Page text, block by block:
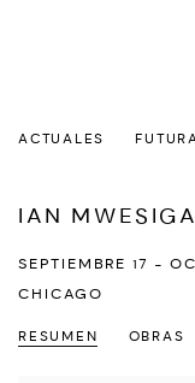
ACTUALES
IAN MWESIGA
SEPTIEMBRE 17 -
CHICAGO
RESUMEN OBRAS